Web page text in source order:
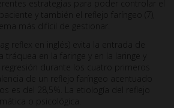
estrategias para poder controlar el
y también el reflejo faríngeo (7),
más difícil de gestionar.
reflex en inglés) evita la entrada de
tráquea en la faringe y en la laringe y
durante los cuatro primeros
de un reflejo faríngeo acentuado
es del 28,5%. La etiología del reflejo
o psicológica.